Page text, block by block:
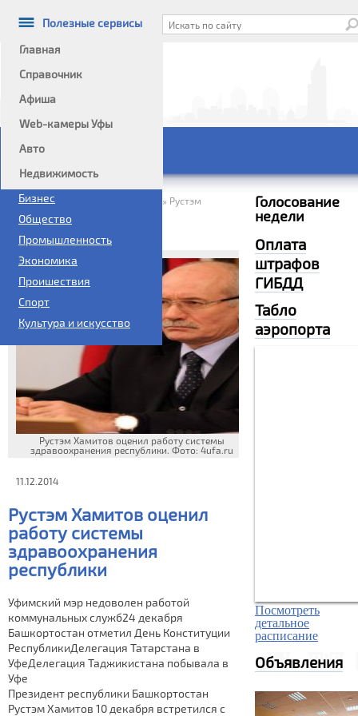
Полезные сервисы
Главная
Справочник
Афиша
Web-камеры Уфы
Авто
Недвижимость
Информационный портал
Главное меню
Политика
Бизнес
Общество
Промышленность
Экономика
Проишествия
Спорт
Культура и искусство
Домой» » Рустэм
Хамитов оценил работу системы
здравоохранения республики
Рустэм Хамитов оценил работу системы
здравоохранения республики. Фото: 4ufa.ru
11.12.2014
Рустэм Хамитов оценил
работу системы
здравоохранения
республики
Уфимский мэр недоволен работой
коммунальных служб24 декабря
Башкортостан отметил День Конституции
РеспубликиДелегация Татарстана в
УфеДелегация Таджикистана побывала в
Уфе
Президент республики Башкортостан
Рустэм Хамитов 10 декабря встретился с
Голосование
недели
Оплата
штрафов
ГИБДД
Табло
аэропорта
Посмотреть
детальное
расписание
Объявления